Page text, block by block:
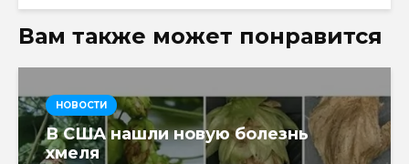
Вам также может понравится
НОВОСТИ
В США нашли новую болезнь
хмеля